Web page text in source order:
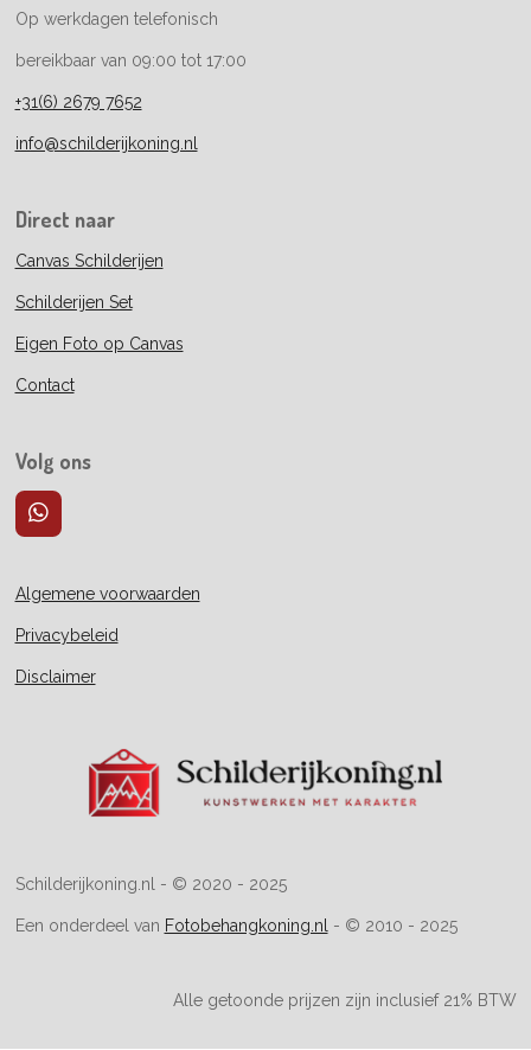
Op werkdagen telefonisch
bereikbaar van 09:00 tot 17:00
+31(6) 2679 7652
info@schilderijkoning.nl
Direct naar
Canvas Schilderijen
Schilderijen Set
Eigen Foto op Canvas
Contact
Volg ons
W
h
t
s
A
p
p
Algemene voorwaarden
Privacybeleid
Disclaimer
Schilderijkoning.nl - © 2020 - 2025
Een onderdeel van Fotobehangkoning.nl - © 2010 - 2025
Alle getoonde prijzen zijn inclusief 21% BTW